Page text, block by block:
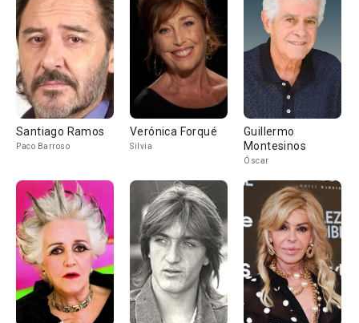
Santiago Ramos
Paco Barroso
Verónica Forqué
Silvia
Guillermo
Montesinos
Óscar